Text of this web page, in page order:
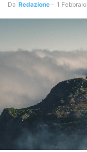
Da Redazione - 1